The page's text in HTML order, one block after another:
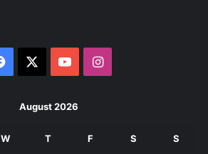
Facebook YouTubeInstagram
August 2026
W T F S S